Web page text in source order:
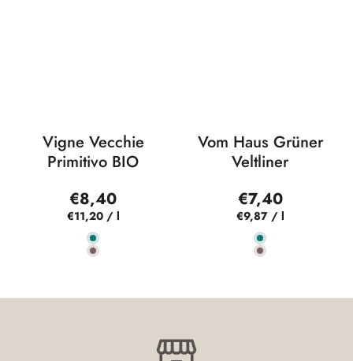
Vigne Vecchie
Primitivo BIO
€8,40
€11,20 / l
Vom Haus Grüner
Veltliner
€7,40
€9,87 / l